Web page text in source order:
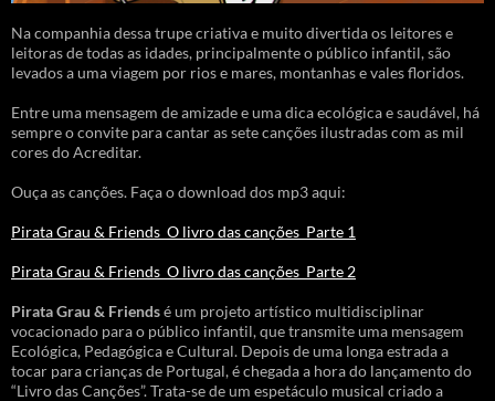
Na companhia dessa trupe criativa e muito divertida os leitores e
leitoras de todas as idades, principalmente o público infantil, são
levados a uma viagem por rios e mares, montanhas e vales floridos.
Entre uma mensagem de amizade e uma dica ecológica e saudável, há
sempre o convite para cantar as sete canções ilustradas com as mil
cores do Acreditar.
Ouça as canções. Faça o download dos mp3 aqui:
Pirata Grau & Friends_O livro das canções_Parte 1
Pirata Grau & Friends_O livro das canções_Parte 2
Pirata Grau & Friendsé um projeto artístico multidisciplinar
vocacionado para o público infantil, que transmite uma mensagem
Ecológica, Pedagógica e Cultural. Depois de uma longa estrada a
tocar para crianças de Portugal, é chegada a hora do lançamento do
“Livro das Canções”. Trata-se de um espetáculo musical criado a